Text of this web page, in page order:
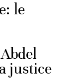
le
justice